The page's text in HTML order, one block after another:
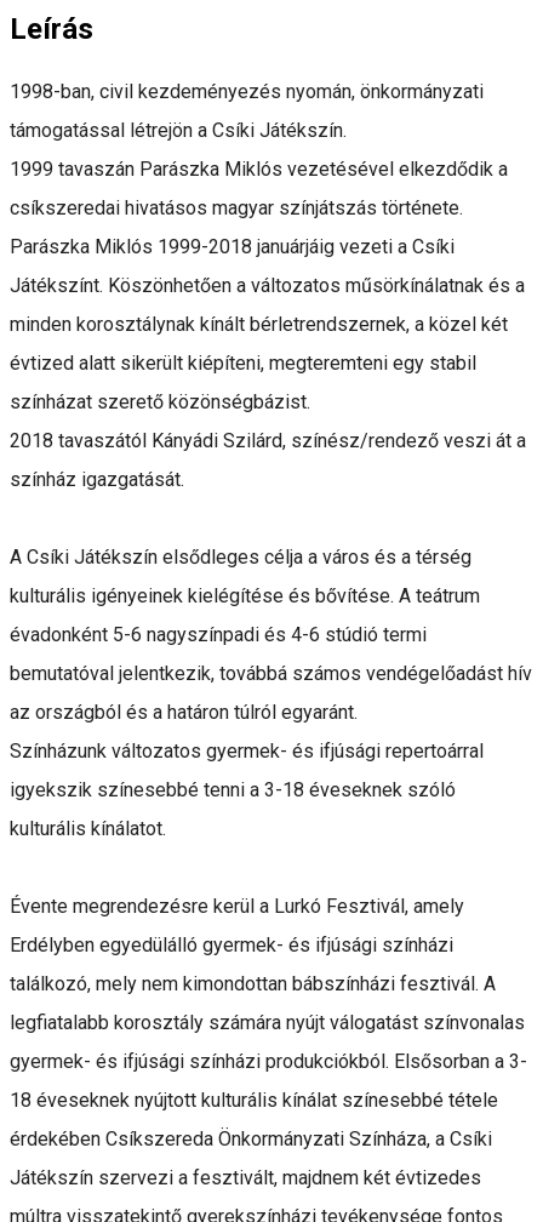
Leírás
1998-ban, civil kezdeményezés nyomán, önkormányzati
támogatással létrejön a Csíki Játékszín.
1999 tavaszán Parászka Miklós vezetésével elkezdődik a
csíkszeredai hivatásos magyar színjátszás története.
Parászka Miklós 1999-2018 januárjáig vezeti a Csíki
Játékszínt. Köszönhetően a változatos műsörkínálatnak és a
minden korosztálynak kínált bérletrendszernek, a közel két
évtized alatt sikerült kiépíteni, megteremteni egy stabil
színházat szerető közönségbázist.
2018 tavaszától Kányádi Szilárd, színész/rendező veszi át a
színház igazgatását.
A Csíki Játékszín elsődleges célja a város és a térség
kulturális igényeinek kielégítése és bővítése. A teátrum
évadonként 5-6 nagyszínpadi és 4-6 stúdió termi
bemutatóval jelentkezik, továbbá számos vendégelőadást hív
az országból és a határon túlról egyaránt.
Színházunk változatos gyermek- és ifjúsági repertoárral
igyekszik színesebbé tenni a 3-18 éveseknek szóló
kulturális kínálatot.
Évente megrendezésre kerül a Lurkó Fesztivál, amely
Erdélyben egyedülálló gyermek- és ifjúsági színházi
találkozó, mely nem kimondottan bábszínházi fesztivál. A
legfiatalabb korosztály számára nyújt válogatást színvonalas
gyermek- és ifjúsági színházi produkciókból. Elsősorban a 3-
18 éveseknek nyújtott kulturális kínálat színesebbé tétele
érdekében Csíkszereda Önkormányzati Színháza, a Csíki
Játékszín szervezi a fesztivált, majdnem két évtizedes
múltra visszatekintő gyerekszínházi tevékenysége fontos